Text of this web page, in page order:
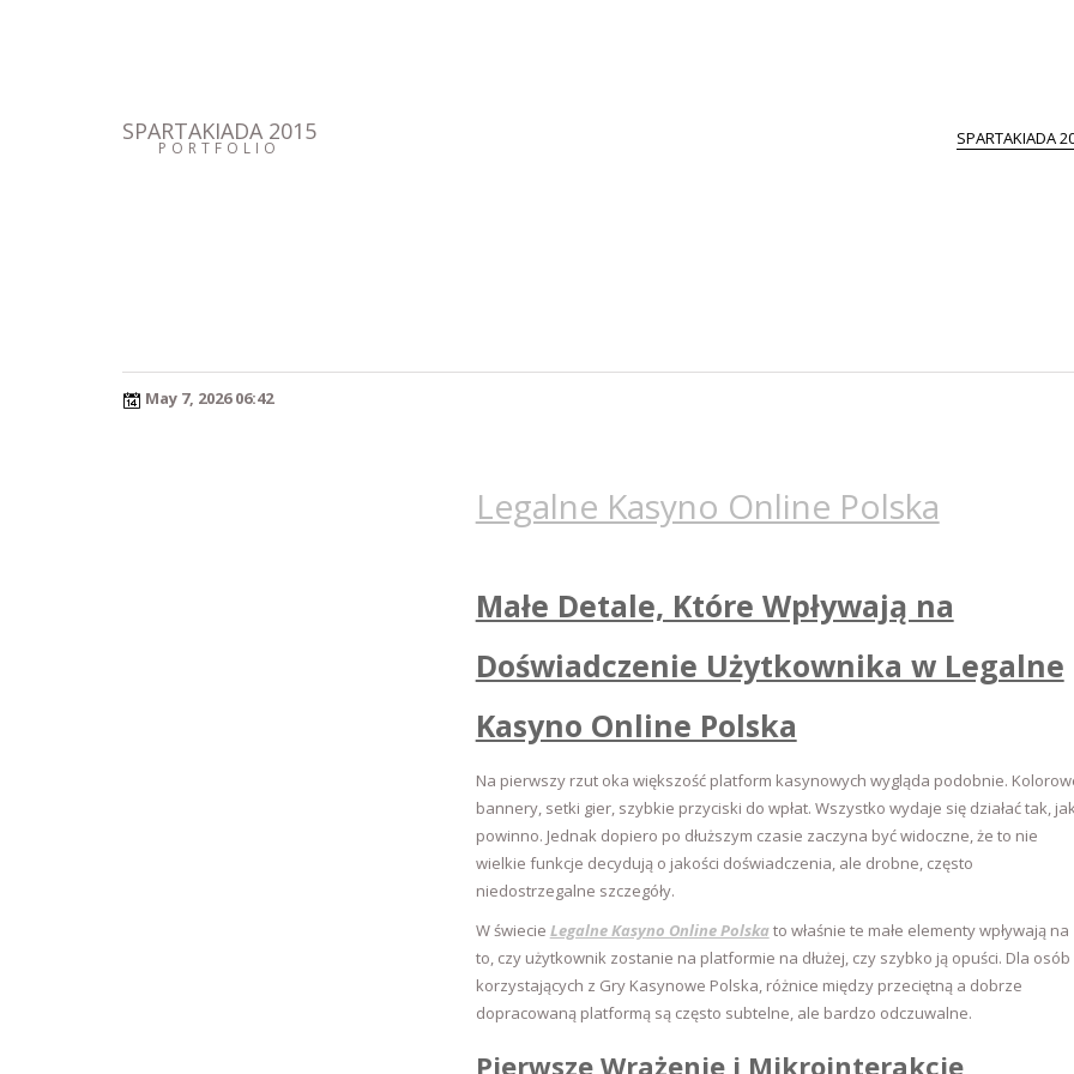
SPARTAKIADA 2015
PORTFOLIO SPARTAKIADA
May 7, 2026 06:42
Legalne Kasyno Online Polska
Małe Detale, Które Wpływają na
Doświadczenie Użytkownika w Legalne
Kasyno Online Polska
Na pierwszy rzut oka większość platform kasynowych wygląda podobnie.
bannery, setki gier, szybkie przyciski do wpłat. Wszystko wydaje się działać tak,
powinno. Jednak dopiero po dłuższym czasie zaczyna być widoczne, że to nie
wielkie funkcje decydują o jakości doświadczenia, ale drobne, często
niedostrzegalne szczegóły.
W świecie Legalne Kasyno Online Polskato właśnie te małe elementy wpływają na
to, czy użytkownik zostanie na platformie na dłużej, czy szybko ją opuści. Dla osób
korzystających z Gry Kasynowe Polska, różnice między przeciętną a dobrze
dopracowaną platformą są często subtelne, ale bardzo odczuwalne.
Pierwsze Wrażenie i Mikrointerakcje